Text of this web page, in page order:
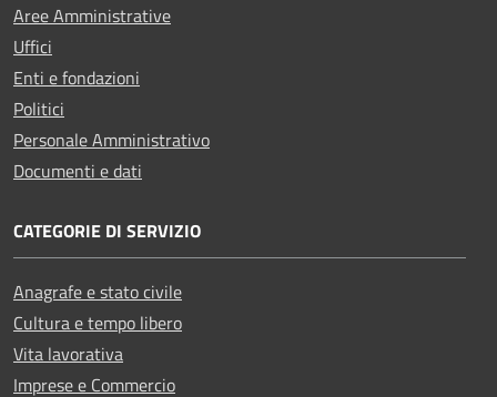
Aree Amministrative
Uffici
Enti e fondazioni
Politici
Personale Amministrativo
Documenti e dati
CATEGORIE DI SERVIZIO
Anagrafe e stato civile
Cultura e tempo libero
Vita lavorativa
Imprese e Commercio